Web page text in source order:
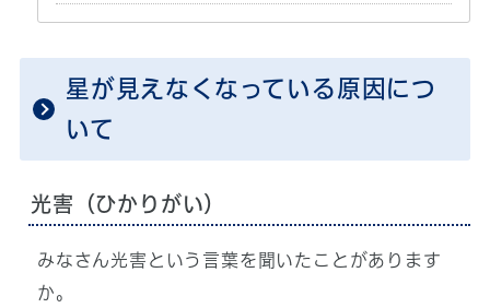
星が見えなくなっている原因につ
いて
光害（ひかりがい）
みなさん光害という言葉を聞いたことがあります
か。